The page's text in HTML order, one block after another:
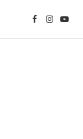
Facebook